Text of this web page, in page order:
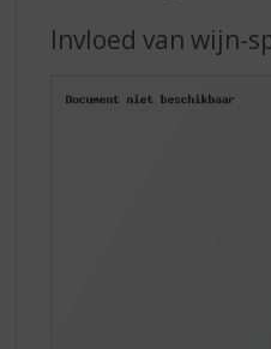
Invloed van wijn-